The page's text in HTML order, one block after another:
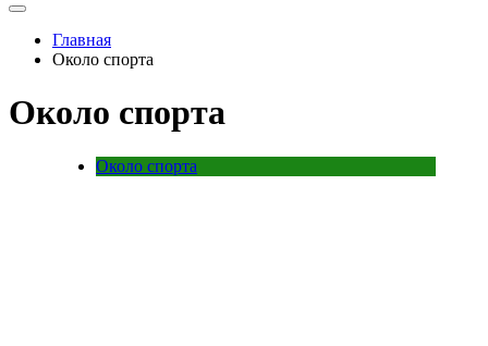
Главная
Около спорта
Около спорта
Около спорта